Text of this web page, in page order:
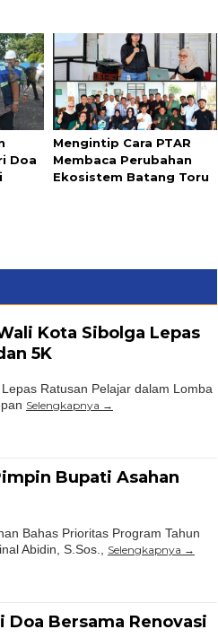
Doa
Mengintip Cara PTAR
Membaca Perubahan
Ekosistem Batang Toru
Kota Sibolga Lepas
5K
Ratusan Pelajar dalam Lomba
Selengkapnya
Bupati Asahan
Bahas Prioritas Program Tahun
Abidin, S.Sos., Selengkapnya
Bersama Renovasi